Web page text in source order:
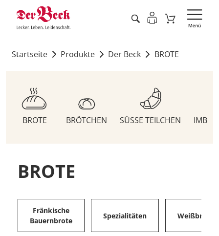
Startseite Produkte Der Beck BROTE
BROTE BRÖTCHEN SÜSSE TEILCHEN
BROTE
Fränkische
Bauernbrote
Spezialitäten Weißbrote